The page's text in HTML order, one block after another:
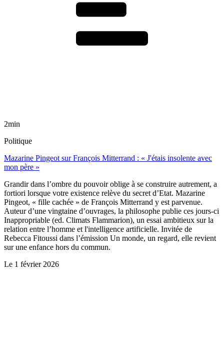
2min
Politique
Mazarine Pingeot sur François Mitterrand : « J'étais insolente avec
mon père »
Grandir dans l’ombre du pouvoir oblige à se construire autrement, a
fortiori lorsque votre existence relève du secret d’Etat. Mazarine
Pingeot, « fille cachée » de François Mitterrand y est parvenue.
Auteur d’une vingtaine d’ouvrages, la philosophe publie ces jours-ci
Inappropriable (ed. Climats Flammarion), un essai ambitieux sur la
relation entre l’homme et l'intelligence artificielle. Invitée de
Rebecca Fitoussi dans l’émission Un monde, un regard, elle revient
sur une enfance hors du commun.
Le 1 février 2026